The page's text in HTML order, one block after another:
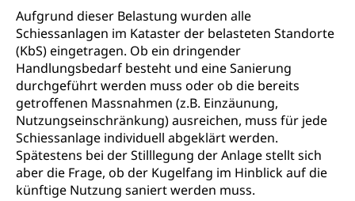
Aufgrund dieser Belastung wurden alle
Schiessanlagen im Kataster der belasteten Standorte
(KbS) eingetragen. Ob ein dringender
Handlungsbedarf besteht und eine Sanierung
durchgeführt werden muss oder ob die bereits
getroffenen Massnahmen (z.B. Einzäunung,
Nutzungseinschränkung) ausreichen, muss für jede
Schiessanlage individuell abgeklärt werden.
Spätestens bei der Stilllegung der Anlage stellt sich
aber die Frage, ob der Kugelfang im Hinblick auf die
künftige Nutzung saniert werden muss.
Verkehrsverbund Luzern VVL
Öffentlicher Verkehr Luzern Mobil
Schifffahrt
Schiffsverkehr, Binnenschifffahrt, Seeschifffahrt,
Flussschifffahrt
Schifffahrt (Strassenverkehrsamt)
Strasse
Autoverkehr, Lastwagenverkehr, Schwerverkehr,
leistungsabhängige Schwerverkehrsabgabe,
Langsamverkehr, Transportmittel, Auto, Motorrad,
Individualverkehr
zentras (Betrieb und Unterhalt LU, OW, NW,